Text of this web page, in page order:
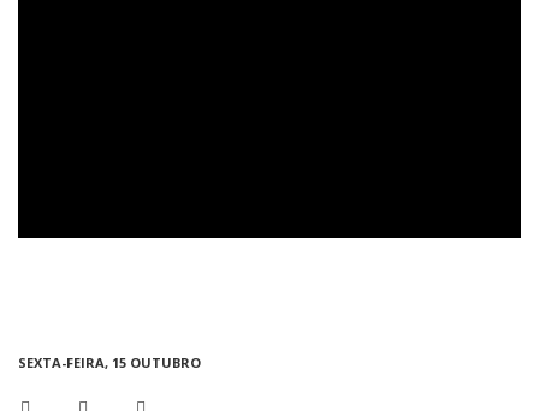
SEXTA-FEIRA, 15 OUTUBRO